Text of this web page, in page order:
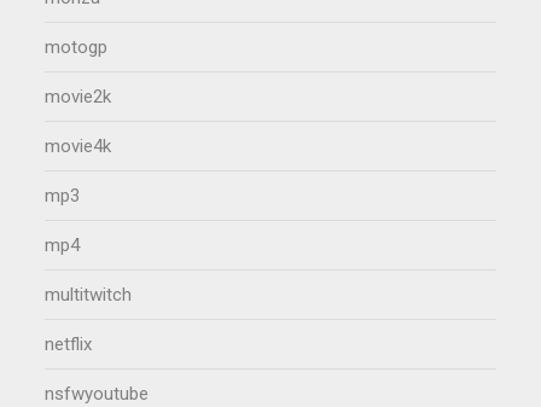
motogp
movie2k
movie4k
mp3
mp4
multitwitch
netflix
nsfwyoutube